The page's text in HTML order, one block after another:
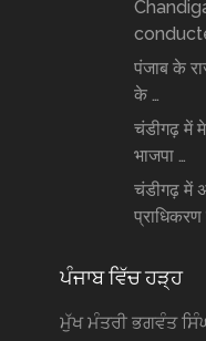
पंजाब के
के …
चंडीगढ़ में
भाजपा …
चंडीगढ़ में
प्राधिकरण
ਪੰਜਾਬ ਵਿੱਚ ਹੜ੍ਹ
ਮੁੱਖ ਮੰਤਰੀ ਭਗਵੰਤ